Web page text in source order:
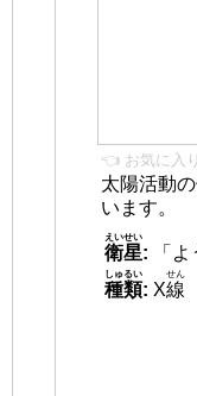
👈 お気に入
太陽活動
います。
衛星
えいせい
:
「
種類
しゅるい
: X線
せん